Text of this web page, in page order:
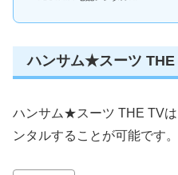
ハンサム★スーツ THE
ハンサム★スーツ THE TVは
ンタルすることが可能です。